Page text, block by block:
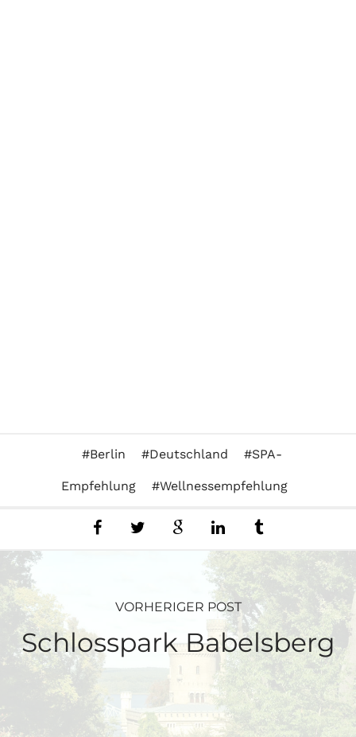
Berlin Deutschland SPA-
Empfehlung Wellnessempfehlung
VORHERIGER POST
Schlosspark Babelsberg